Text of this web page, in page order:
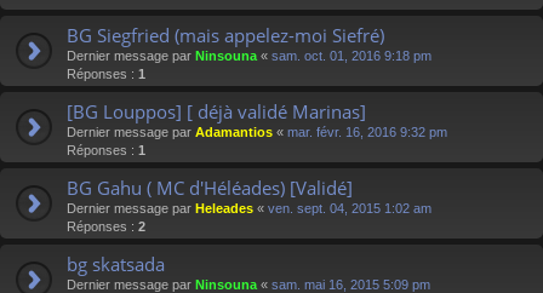
BG Siegfried (mais appelez-moi Siefré)
Dernier message par Ninsouna « sam. oct. 01, 2016 9:18 pm
Réponses : 1
[BG Louppos] [ déjà validé Marinas]
Dernier message par Adamantios « mar. févr. 16, 2016 9:32 pm
Réponses : 1
BG Gahu ( MC d'Héléades) [Validé]
Dernier message par Heleades « ven. sept. 04, 2015 1:02 am
Réponses : 2
bg skatsada
Dernier message par Ninsouna « sam. mai 16, 2015 5:09 pm